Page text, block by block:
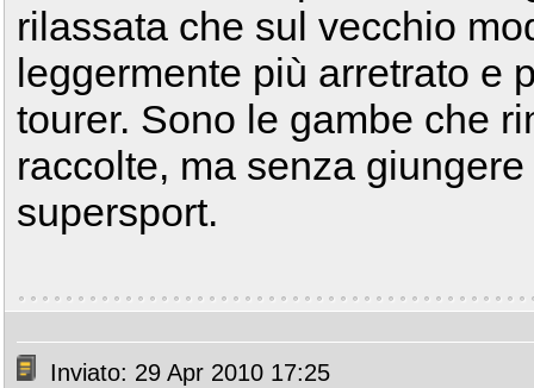
rilassata che sul vecchio
leggermente più arretrato e
tourer. Sono le gambe che
raccolte, ma senza
supersport.
Inviato: 29 Apr 2010 17:25